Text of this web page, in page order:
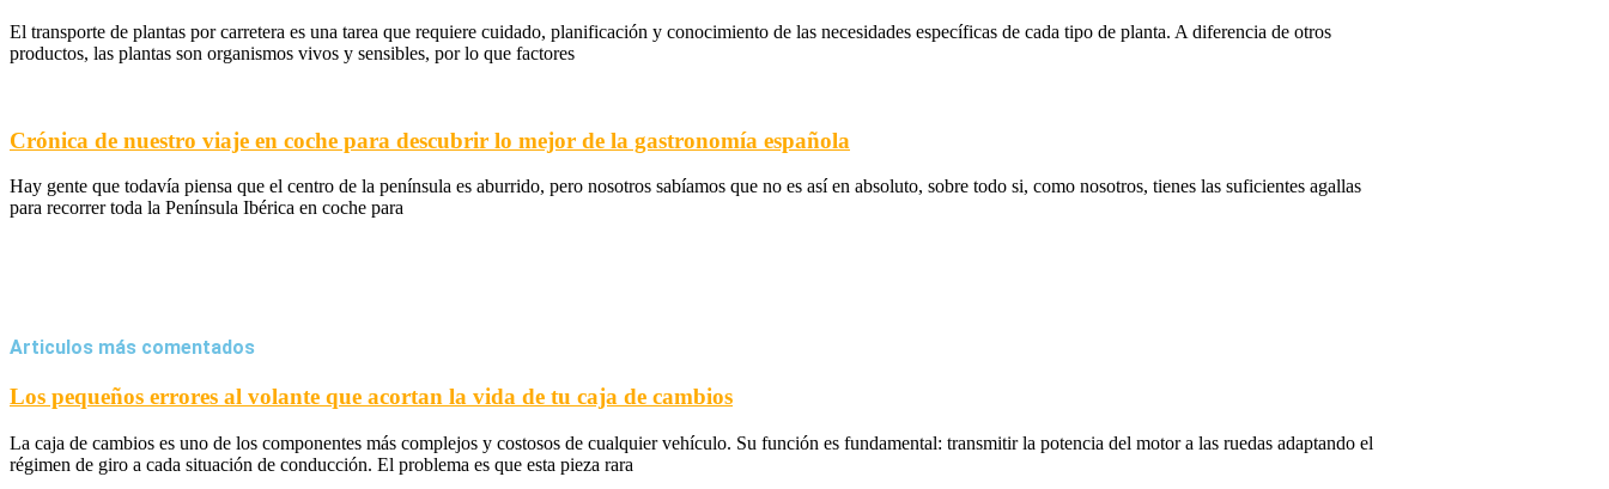
El transporte de plantas por carretera es una tarea que requiere cuidado, planificación y conocimiento de las necesidades específicas de cada tipo de planta. A diferencia de otros
productos, las plantas son organismos vivos y sensibles, por lo que factores
Crónica de nuestro viaje en coche para descubrir lo mejor de la gastronomía española
Hay gente que todavía piensa que el centro de la península es aburrido, pero nosotros sabíamos que no es así en absoluto, sobre todo si, como nosotros, tienes las suficientes agallas
para recorrer toda la Península Ibérica en coche para
Articulos más comentados
Los pequeños errores al volante que acortan la vida de tu caja de cambios
La caja de cambios es uno de los componentes más complejos y costosos de cualquier vehículo. Su función es fundamental: transmitir la potencia del motor a las ruedas adaptando el
régimen de giro a cada situación de conducción. El problema es que esta pieza rara